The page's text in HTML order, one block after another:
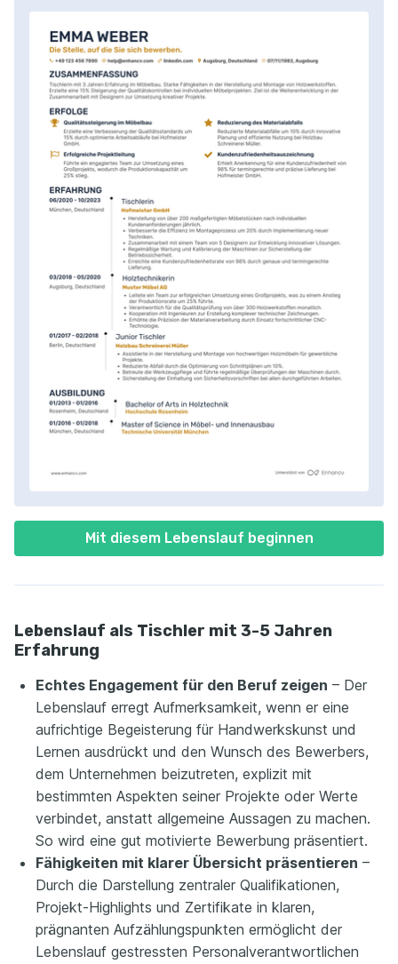
Mit diesem Lebenslauf beginnen
Lebenslauf als Tischler mit 3-5 Jahren
Erfahrung
Echtes Engagement für den Beruf zeigen – Der
Lebenslauf erregt Aufmerksamkeit, wenn er eine
aufrichtige Begeisterung für Handwerkskunst und
Lernen ausdrückt und den Wunsch des Bewerbers,
dem Unternehmen beizutreten, explizit mit
bestimmten Aspekten seiner Projekte oder Werte
verbindet, anstatt allgemeine Aussagen zu machen.
So wird eine gut motivierte Bewerbung präsentiert.
Fähigkeiten mit klarer Übersicht präsentieren –
Durch die Darstellung zentraler Qualifikationen,
Projekt-Highlights und Zertifikate in klaren,
prägnanten Aufzählungspunkten ermöglicht der
Lebenslauf gestressten Personalverantwortlichen